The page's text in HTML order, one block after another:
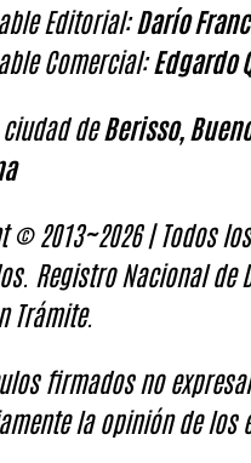
Editorial:Darío
Comercial:Edgardo
ciudad deBerisso,
© 2013~2026 | Todos
Registro Nacional de
Trámite.
firmados no
la opinión de los